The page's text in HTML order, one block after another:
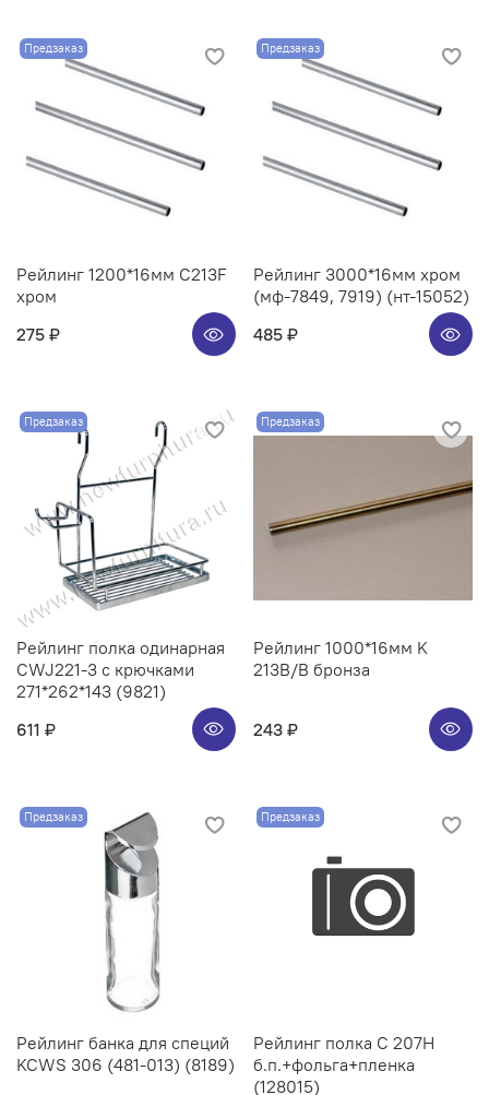
Предзаказ
Рейлинг 1200*16мм C213F
хром
275 ₽
Предзаказ
Рейлинг 3000*16мм хром
(мф-7849, 7919) (нт-15052)
485 ₽
Предзаказ
Рейлинг полка одинарная
CWJ221-3 с крючками
271*262*143 (9821)
611 ₽
Предзаказ
Рейлинг 1000*16мм K
213B/B бронза
243 ₽
Предзаказ
Рейлинг банка для специй
KCWS 306 (481-013) (8189)
Предзаказ
Рейлинг полка C 207H
б.п.+фольга+пленка
(128015)